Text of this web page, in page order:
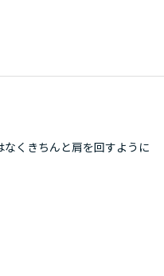
くきちんと肩を回すように